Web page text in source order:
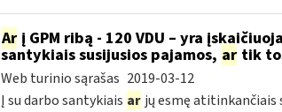
Arį GPM ribą - 120 VDU – yra
santykiais susijusios pajamos, artik
Web turinio sąrašas 2019-03-12
Į su darbo santykiais ar jų esmę atitinkančiais